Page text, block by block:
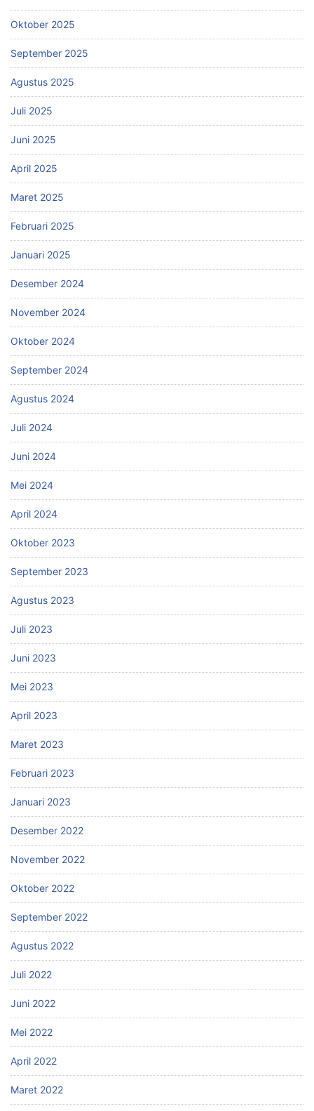
Oktober 2025
September 2025
Agustus 2025
Juli 2025
Juni 2025
April 2025
Maret 2025
Februari 2025
Januari 2025
Desember 2024
November 2024
Oktober 2024
September 2024
Agustus 2024
Juli 2024
Juni 2024
Mei 2024
April 2024
Oktober 2023
September 2023
Agustus 2023
Juli 2023
Juni 2023
Mei 2023
April 2023
Maret 2023
Februari 2023
Januari 2023
Desember 2022
November 2022
Oktober 2022
September 2022
Agustus 2022
Juli 2022
Juni 2022
Mei 2022
April 2022
Maret 2022